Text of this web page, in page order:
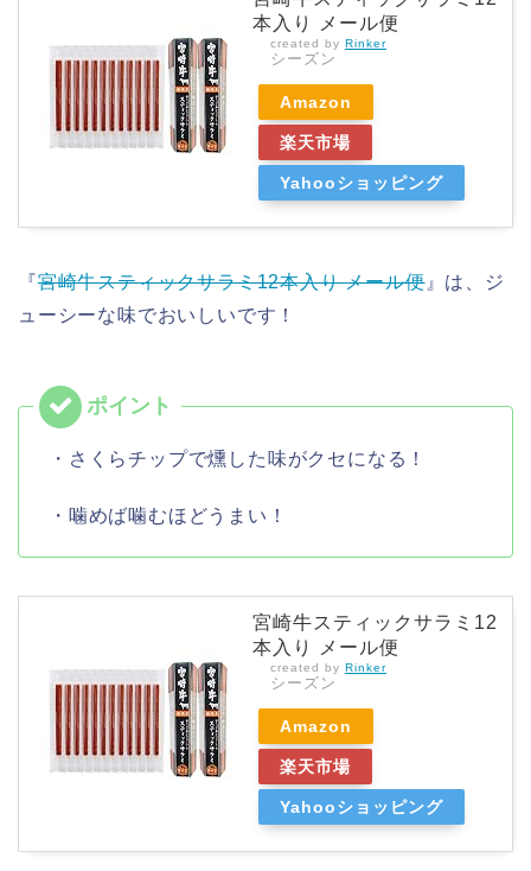
本入り メール便
created by Rinker
シーズン
Amazon
楽天市場
Yahooショッピング
『宮崎牛スティックサラミ12本入り メール便』は、ジ
ューシーな味でおいしいです！
・さくらチップで燻した味がクセになる！
・噛めば噛むほどうまい！
宮崎牛スティックサラミ12
本入り メール便
created by Rinker
シーズン
Amazon
楽天市場
Yahooショッピング